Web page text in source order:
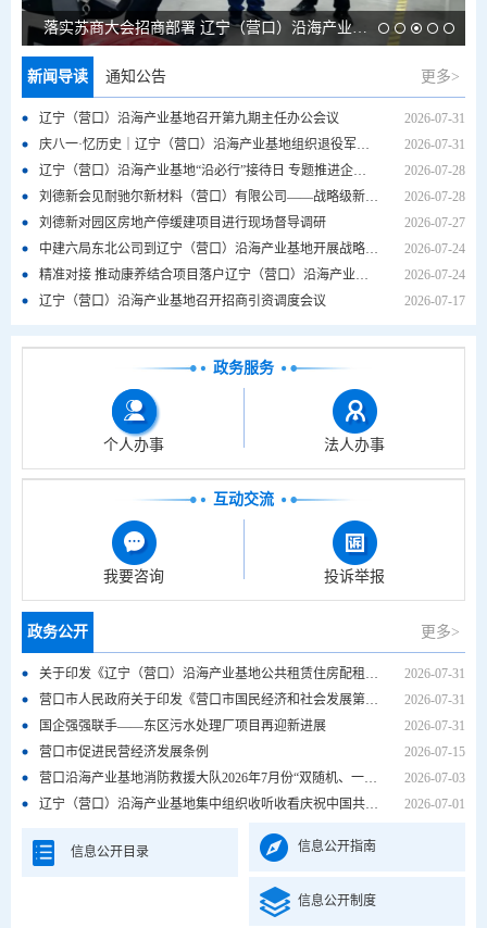
落实苏商大会招商部署 辽宁（营口）沿海产业基地赴江苏开展招商考察活动
新闻导读 更多>
辽宁（营口）沿海产业基地召开第九期主任办公会议
2026-07-31
庆八一·忆历史｜辽宁（营口）沿海产业基地组织退役军人开展主题活动
2026-07-31
辽宁（营口）沿海产业基地“沿必行”接待日 专题推进企业历史问题化解
2026-07-28
刘德新会见耐驰尔新材料（营口）有限公司——战略级新材料项目落地提速
2026-07-28
刘德新对园区房地产停缓建项目进行现场督导调研
2026-07-27
中建六局东北公司到辽宁（营口）沿海产业基地开展战略合作洽谈
2026-07-24
精准对接 推动康养结合项目落户辽宁（营口）沿海产业基地
2026-07-24
辽宁（营口）沿海产业基地召开招商引资调度会议
2026-07-17
通知公告
政务服务
个人办事 法人办事
互动交流
我要咨询 投诉举报
政务公开 更多>
关于印发《辽宁（营口）沿海产业基地公共租赁住房配租实施方案》(2026年修订版)的通知
2026-07-31
营口市人民政府关于印发《营口市国民经济和社会发展第十五个五年规划纲要》的通知
2026-07-31
国企强强联手——东区污水处理厂项目再迎新进展
2026-07-31
营口市促进民营经济发展条例
2026-07-15
营口沿海产业基地消防救援大队2026年7月份“双随机、一公开”消防监督抽查计划
2026-07-03
辽宁（营口）沿海产业基地集中组织收听收看庆祝中国共产党成立105周年大会
2026-07-01
信息公开目录 信息公开指南
信息公开制度